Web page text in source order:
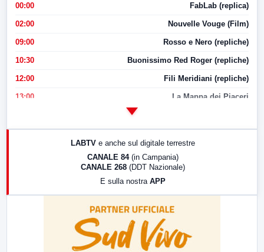
00:00 FabLab (replica)
02:00 Nouvelle Vouge (Film)
09:00 Rosso e Nero (repliche)
10:30 Buonissimo Red Roger (repliche)
12:00 Fili Meridiani (repliche)
13:00 La Mappa dei Piaceri
17:00 LabNews (replica)
LABTV e anche sul digitale terrestre
CANALE 84 (in Campania)
CANALE 268 (DDT Nazionale)
E sulla nostra APP